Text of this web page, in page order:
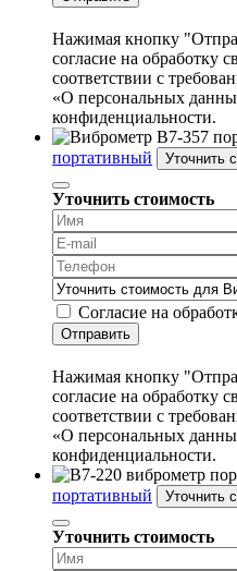
Нажимая кнопку
согласие на обработку
соответствии с
«О персональных
конфиденциальности.
портативный
Уточнить
Уточнить стоимость
Согласие на
Отправить
Нажимая кнопку
согласие на обработку
соответствии с
«О персональных
конфиденциальности.
портативный
Уточнить
Уточнить стоимость